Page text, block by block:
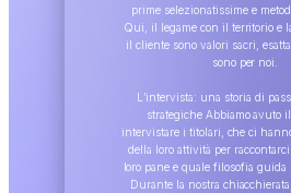
prime selezionatissime e
Qui, il legame con il territorio e
il cliente sono valori sacri,
sono per noi.
L’intervista: una storia di
strategiche Abbiamo avuto
intervistare i titolari, che ci
della loro attività per
loro pane e quale filosofia guida
Durante la nostra